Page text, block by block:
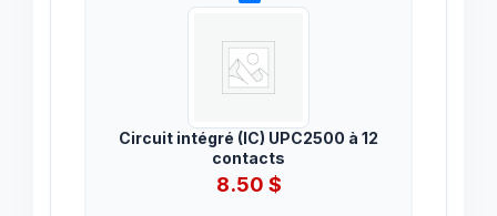
Circuit intégré (IC) UPC2500 à 12
contacts
8.50 $